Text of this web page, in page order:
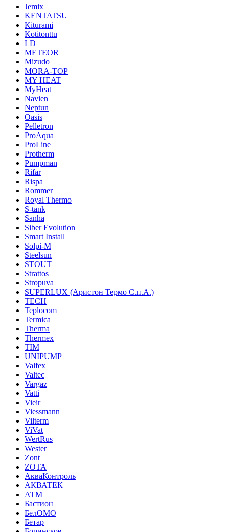
Jemix
KENTATSU
Kiturami
Kotitonttu
LD
METEOR
Mizudo
MORA-TOP
MY HEAT
MyHeat
Navien
Neptun
Oasis
Pelletron
ProAqua
ProLine
Protherm
Pumpman
Rifar
Rispa
Rommer
Royal Thermo
S-tank
Sanha
Siber Evolution
Smart Install
Solpi-M
Steelsun
STOUT
Strattos
Stropuva
SUPERLUX (Аристон Термо С.п.А.)
TECH
Teplocom
Termica
Therma
Thermex
TIM
UNIPUMP
Valfex
Valtec
Vargaz
Vatti
Vieir
Viessmann
Vilterm
ViVat
WertRus
Wester
Zont
ZOTA
АкваКонтроль
АКВАТЕК
АТМ
Бастион
БелОМО
Бетар